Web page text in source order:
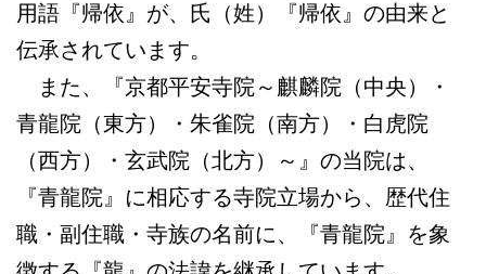
用語『帰依』が、氏（姓）『帰依』の由来と
伝承されています。
また、『京都平安寺院～麒麟院（中央）・
青龍院（東方）・朱雀院（南方）・白虎院
（西方）・玄武院（北方）～』の当院は、
『青龍院』に相応する寺院立場から、歴代住
職・副住職・寺族の名前に、『青龍院』を象